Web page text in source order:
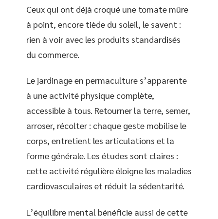
Ceux qui ont déjà croqué une tomate mûre
à point, encore tiède du soleil, le savent :
rien à voir avec les produits standardisés
du commerce.
Le jardinage en permaculture s’apparente
à une activité physique complète,
accessible à tous. Retourner la terre, semer,
arroser, récolter : chaque geste mobilise le
corps, entretient les articulations et la
forme générale. Les études sont claires :
cette activité régulière éloigne les maladies
cardiovasculaires et réduit la sédentarité.
L’équilibre mental bénéficie aussi de cette